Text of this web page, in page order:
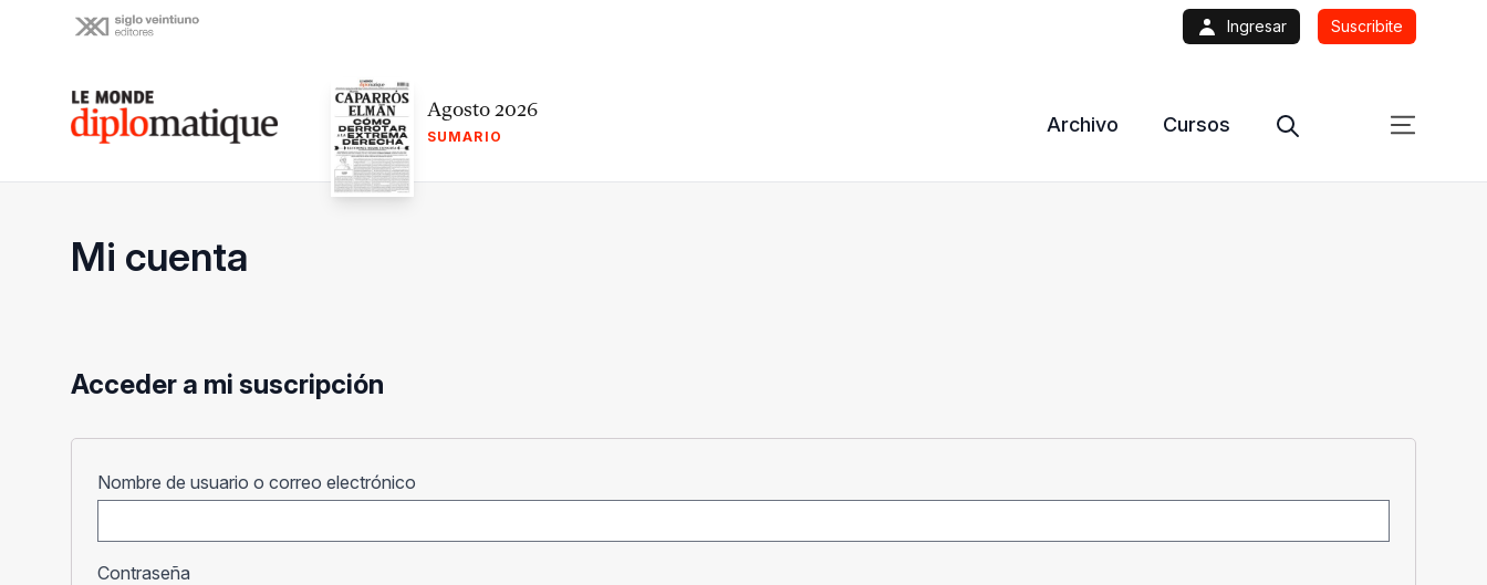
Ingresar Suscribite
Le monde diplomatique Agosto 2026
SUMARIO
Archivo Cursos
Mi cuenta
Acceder a mi suscripción
Nombre de usuario o correo electrónico
Contraseña